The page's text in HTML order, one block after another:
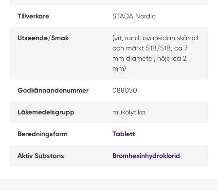
Tillverkare STADA Nordic
Utseende/Smak
(vit, rund, ovansidan skårad
och märkt 51B/51B, ca 7
mm diameter, höjd ca 2
mm)
Godkännandenummer 088050
Läkemedelsgrupp mukolytika
Beredningsform Tablett
Aktiv Substans Bromhexinhydroklorid